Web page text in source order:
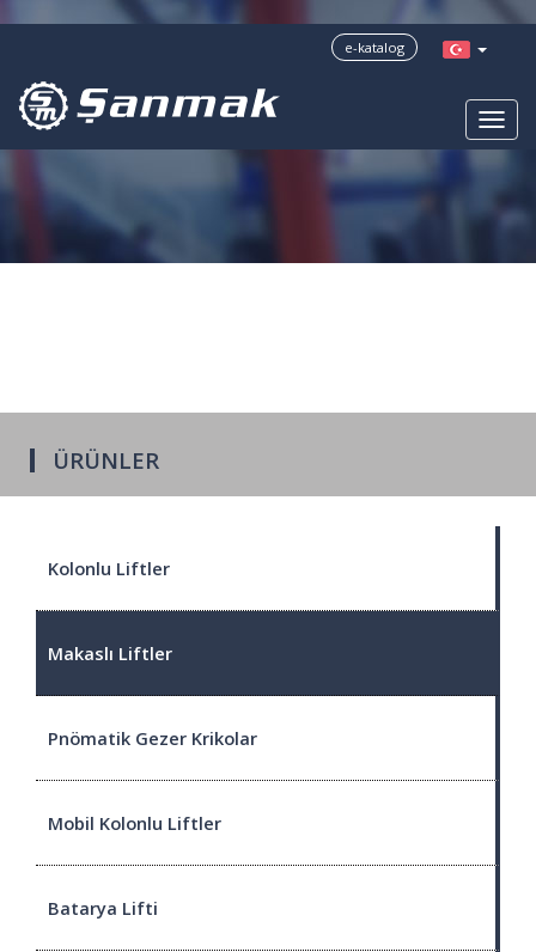
e-katalog
ÜRÜNLER
Kolonlu Liftler
Makaslı Liftler
Pnömatik Gezer Krikolar
Mobil Kolonlu Liftler
Batarya Lifti